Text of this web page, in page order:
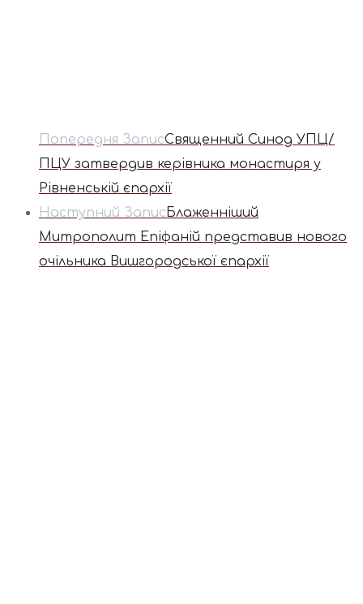
Попередня ЗаписСвященний Синод УПЦ/
ПЦУ затвердив керівника монастиря у
Рівненській єпархії
Наступний Запис Блаженніший
Митрополит Епіфаній представив нового
очільника Вишгородської єпархії